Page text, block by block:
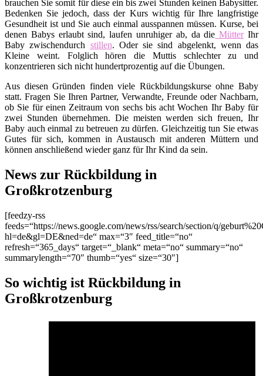
brauchen Sie somit für diese ein bis zwei Stunden keinen Babysitter.
Bedenken Sie jedoch, dass der Kurs wichtig für Ihre langfristige
Gesundheit ist und Sie auch einmal ausspannen müssen. Kurse, bei
denen Babys erlaubt sind, laufen unruhiger ab, da die MütterIhr
Baby zwischendurch stillen. Oder sie sind abgelenkt, wenn das
Kleine weint. Folglich hören die Muttis schlechter zu und
konzentrieren sich nicht hundertprozentig auf die Übungen.
Aus diesen Gründen finden viele Rückbildungskurse ohne Baby
statt. Fragen Sie Ihren Partner, Verwandte, Freunde oder Nachbarn,
ob Sie für einen Zeitraum von sechs bis acht Wochen Ihr Baby für
zwei Stunden übernehmen. Die meisten werden sich freuen, Ihr
Baby auch einmal zu betreuen zu dürfen. Gleichzeitig tun Sie etwas
Gutes für sich, kommen in Austausch mit anderen Müttern und
können anschließend wieder ganz für Ihr Kind da sein.
News zur Rückbildung in
Großkrotzenburg
[feedzy-rss
feeds=“https://news.google.com/news/rss/search/section/q/
hl=de&gl=DE&ned=de“ max=“3″ feed_title=“no“
refresh=“365_days“ target=“_blank“ meta=“no“ summary=“no“
summarylength=“70″ thumb=“yes“ size=“30″]
So wichtig ist Rückbildung in
Großkrotzenburg